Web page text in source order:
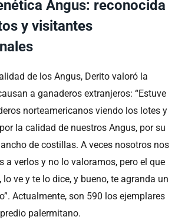
Angus: reconocida
y visitantes
de los Angus, Derito valoró la
a ganaderos extranjeros: “Estuve
norteamericanos viendo los lotes y
la calidad de nuestros Angus, por su
de costillas. A veces nosotros nos
a verlos y no lo valoramos, pero el que
lo ve y te lo dice, y bueno, te agranda un
Actualmente, son 590 los ejemplares
palermitano.